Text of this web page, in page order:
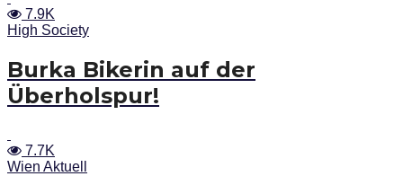
7.9K
High Society
Burka Bikerin auf der
Überholspur!
7.7K
Wien Aktuell